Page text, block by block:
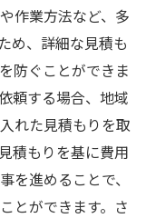
作業方法など、多
め、詳細な見積も
防ぐことができま
頼する場合、地域
れた見積もりを取
積もりを基に費用
を進めることで、
とができます。さ